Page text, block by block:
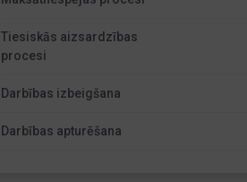
Tiesiskās aizsardzības
procesi
Darbības izbeigšana
Darbības apturēšana